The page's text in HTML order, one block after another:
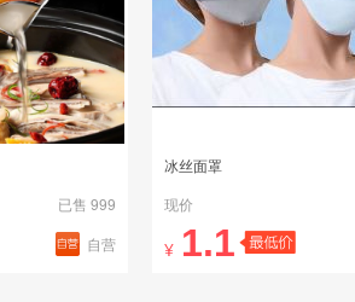
已售 999
自营
冰丝面罩
现价
¥ 1.1